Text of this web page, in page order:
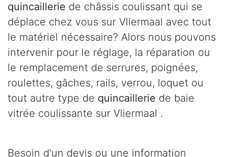
quincaillerie de châssis coulissant qui se
déplace chez vous sur Vliermaal avec tout
le matériel nécessaire? Alors nous pouvons
intervenir pour le réglage, la réparation ou
le remplacement de serrures, poignées,
roulettes, gâches, rails, verrou, loquet ou
tout autre type de quincaillerie de baie
vitrée coulissante sur Vliermaal .
Besoin d'un devis ou une information